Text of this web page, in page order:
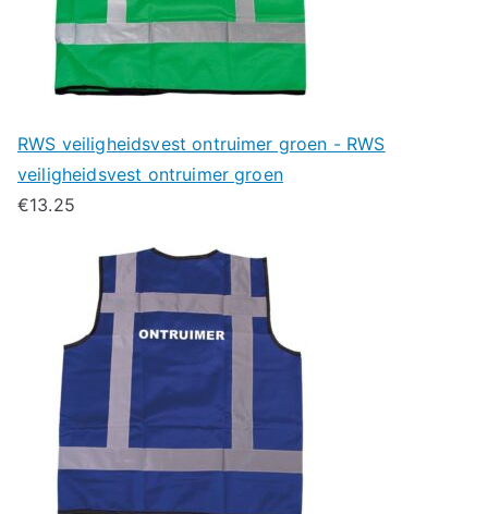
RWS veiligheidsvest ontruimer groen - RWS
veiligheidsvest ontruimer groen
€13.25